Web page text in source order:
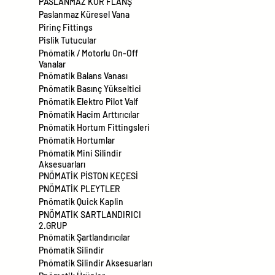
Paslanmaz Küresel Vana
Pirinç Fittings
Pislik Tutucular
Pnömatik / Motorlu On-Off
Vanalar
Pnömatik Balans Vanası
Pnömatik Basınç Yükseltici
Pnömatik Elektro Pilot Valf
Pnömatik Hacim Arttırıcılar
Pnömatik Hortum Fittingsleri
Pnömatik Hortumlar
Pnömatik Mini Silindir
Aksesuarları
PNÖMATİK PİSTON KEÇESİ
PNÖMATİK PLEYTLER
Pnömatik Quick Kaplin
PNÖMATİK SARTLANDIRICI
2.GRUP
Pnömatik Şartlandırıcılar
Pnömatik Silindir
Pnömatik Silindir Aksesuarları